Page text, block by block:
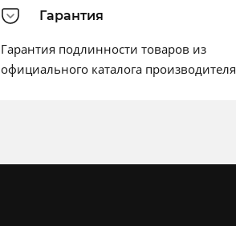
Гарантия
Гарантия подлинности товаров из
официального каталога производителя